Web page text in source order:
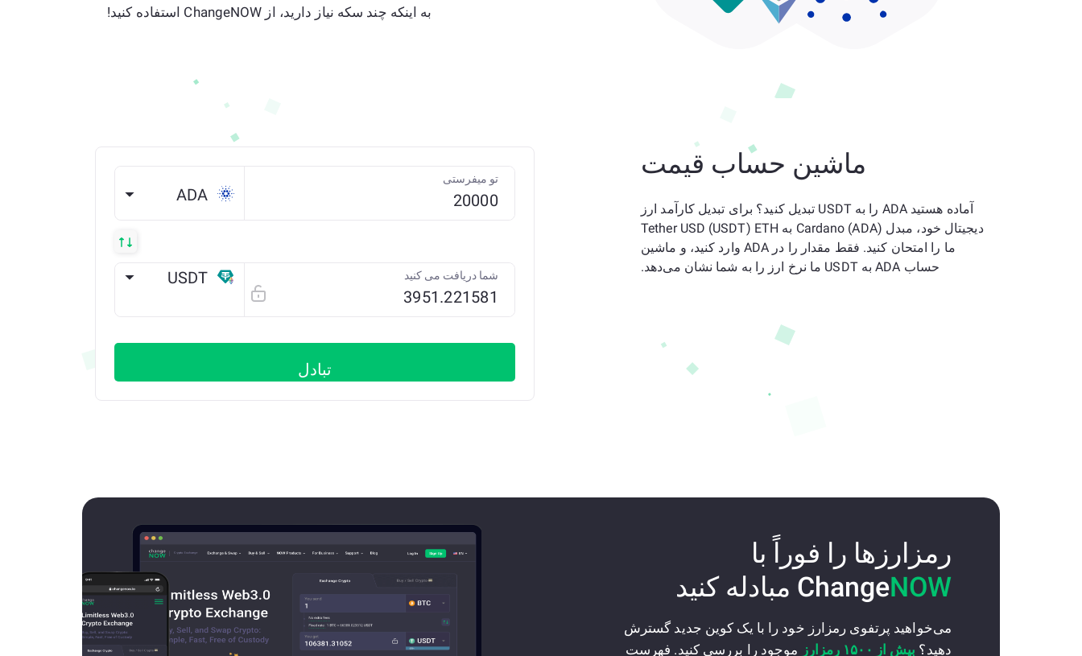
به اینکه چند سکه نیاز دارید، از ChangeNOW استفاده کنید!
ماشین حساب قیمت
آماده هستید ADA را به USDT تبدیل کنید؟ برای تبدیل کارآمد ارز
دیجیتال خود، مبدل Cardano (ADA) به Tether USD (USDT) ETH
ما را امتحان کنید. فقط مقدار را در ADA وارد کنید، و ماشین
حساب ADA به USDT ما نرخ ارز را به شما نشان می‌دهد.
تو میفرستی
ADA
شما دریافت می کنید USDT
تبادل
رمزارزها را فوراً با
ChangeNOW مبادله کنید
می‌خواهید پرتفوی رمزارز خود را با یک کوین جدید گسترش
دهید؟ بیش از ۱۵۰۰ رمزارز موجود را بررسی کنید. فهرست